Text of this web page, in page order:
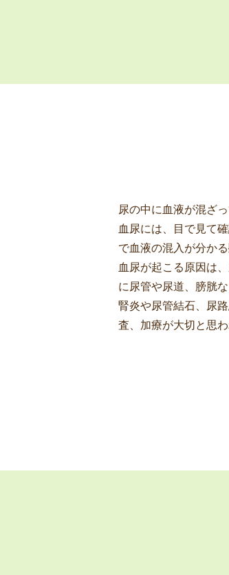
尿の中に血液が混ざ
血尿には、目で見て
で血液の混入が分か
血尿が起こる原因は
に尿管や尿道、膀胱
腎炎や尿管結石、尿
査、加療が大切と思わ